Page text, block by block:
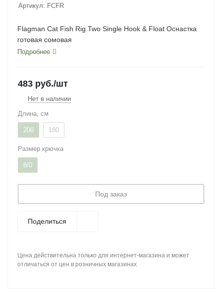
Артикул: FCFR
Flagman Cat Fish Rig Two Single Hook & Float Оснастка
готовая сомовая
Подробнее
483 руб./шт
Нет в наличии
Длина, см
200 180
Размер крючка
8/0
Под заказ
Поделиться
Цена действительна только для интернет-магазина и может
отличаться от цен в розничных магазинах